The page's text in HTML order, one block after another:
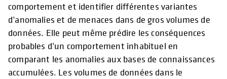
comportement et identifier différentes variantes
d’anomalies et de menaces dans de gros volumes de
données. Elle peut même prédire les conséquences
probables d’un comportement inhabituel en
comparant les anomalies aux bases de connaissances
accumulées. Les volumes de données dans le